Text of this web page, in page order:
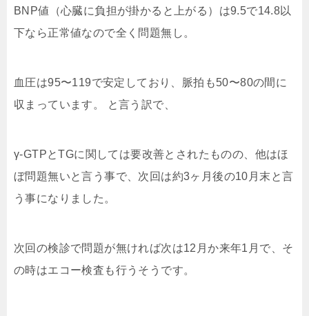
BNP値（心臓に負担が掛かると上がる）は9.5で14.8以
下なら正常値なので全く問題無し。
血圧は95〜119で安定しており、脈拍も50〜80の間に
収まっています。 と言う訳で、
γ-GTPとTGに関しては要改善とされたものの、他はほ
ぼ問題無いと言う事で、次回は約3ヶ月後の10月末と言
う事になりました。
次回の検診で問題が無ければ次は12月か来年1月で、そ
の時はエコー検査も行うそうです。